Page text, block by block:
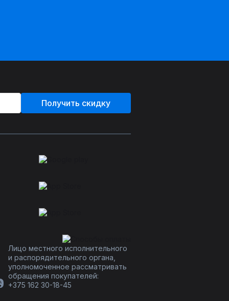
Получить скидку
Лицо местного исполнительного
и распорядительного органа,
уполномоченное рассматривать
обращения покупателей:
+375 162 30-18-45